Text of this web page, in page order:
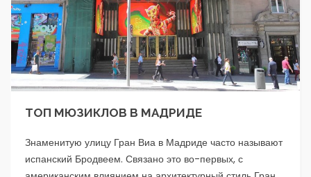
ТОП МЮЗИКЛОВ В МАДРИДЕ
Знаменитую улицу Гран Виа в Мадриде часто называют
испанский Бродвеем. Связано это во-первых, с